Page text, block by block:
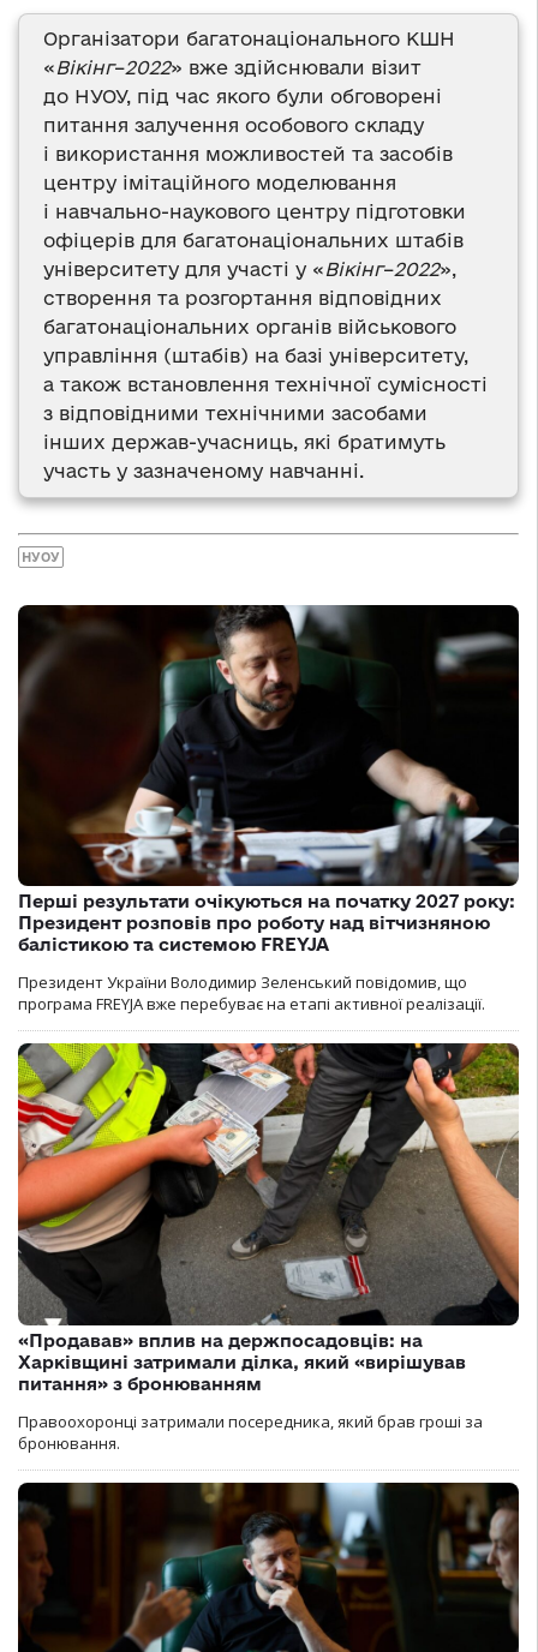
Організатори багатонаціонального КШН
«Вікінг–2022» вже здійснювали візит
до НУОУ, під час якого були обговорені
питання залучення особового складу
і використання можливостей та засобів
центру імітаційного моделювання
і навчально-наукового центру підготовки
офіцерів для багатонаціональних штабів
університету для участі у «Вікінг–2022»,
створення та розгортання відповідних
багатонаціональних органів військового
управління (штабів) на базі університету,
а також встановлення технічної сумісності
з відповідними технічними засобами
інших держав-учасниць, які братимуть
участь у зазначеному навчанні.
НУОУ
Перші результати очікуються на початку 2027 року:
Президент розповів про роботу над вітчизняною
балістикою та системою FREYJA
Президент України Володимир Зеленський повідомив, що
програма FREYJA вже перебуває на етапі активної реалізації.
«Продавав» вплив на держпосадовців: на
Харківщині затримали ділка, який «вирішував
питання» з бронюванням
Правоохоронці затримали посередника, який брав гроші за
бронювання.